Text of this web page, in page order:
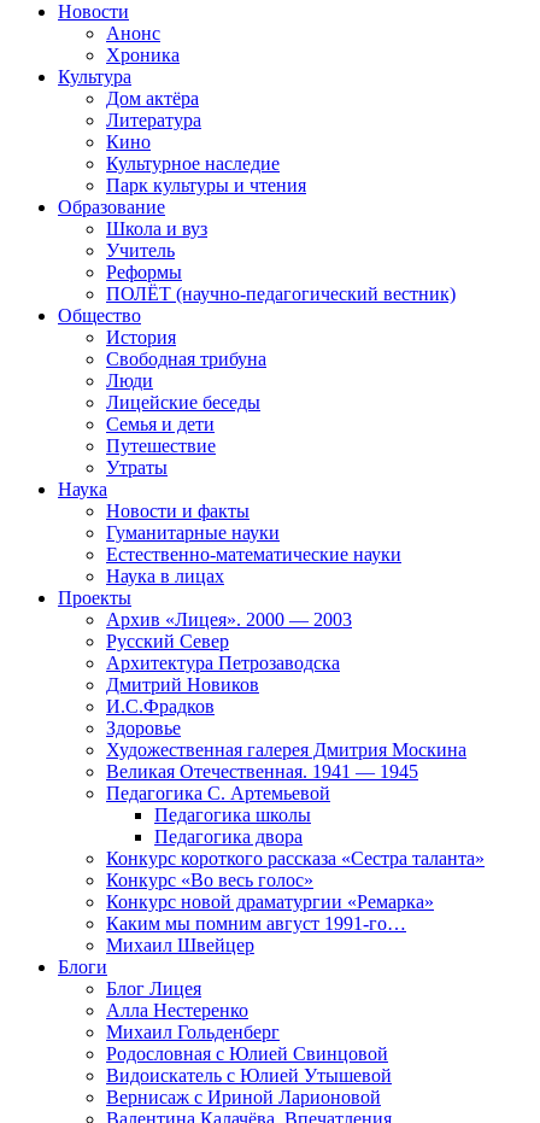
Новости
Анонс
Хроника
Культура
Дом актёра
Литература
Кино
Культурное наследие
Парк культуры и чтения
Образование
Школа и вуз
Учитель
Реформы
ПОЛЁТ (научно-педагогический вестник)
Общество
История
Свободная трибуна
Люди
Лицейские беседы
Семья и дети
Путешествие
Утраты
Наука
Новости и факты
Гуманитарные науки
Естественно-математические науки
Наука в лицах
Проекты
Архив «Лицея». 2000 — 2003
Русский Север
Архитектура Петрозаводска
Дмитрий Новиков
И.С.Фрадков
Здоровье
Художественная галерея Дмитрия Москина
Великая Отечественная. 1941 — 1945
Педагогика С. Артемьевой
Педагогика школы
Педагогика двора
Конкурс короткого рассказа «Сестра таланта»
Конкурс «Во весь голос»
Конкурс новой драматургии «Ремарка»
Каким мы помним август 1991-го…
Михаил Швейцер
Блоги
Блог Лицея
Алла Нестеренко
Михаил Гольденберг
Родословная с Юлией Свинцовой
Видоискатель с Юлией Утышевой
Вернисаж с Ириной Ларионовой